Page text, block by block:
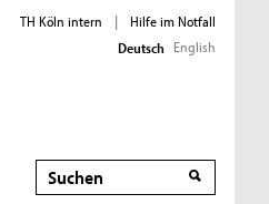
TH Köln intern |
Hilfe im Notfall
Deutsch English
Suche